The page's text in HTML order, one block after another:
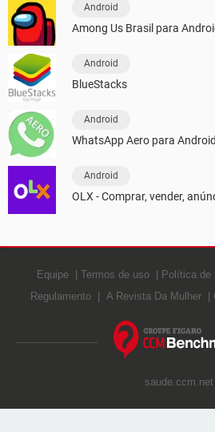
Android
Among Us Brasil para
Android
BlueStacks
Android
WhatsApp Aero para Android
Android
OLX - Comprar, vender,
Equipe Termos de uso Política de
Regulamento
A Revista Da Mulher
saude.ccm.net